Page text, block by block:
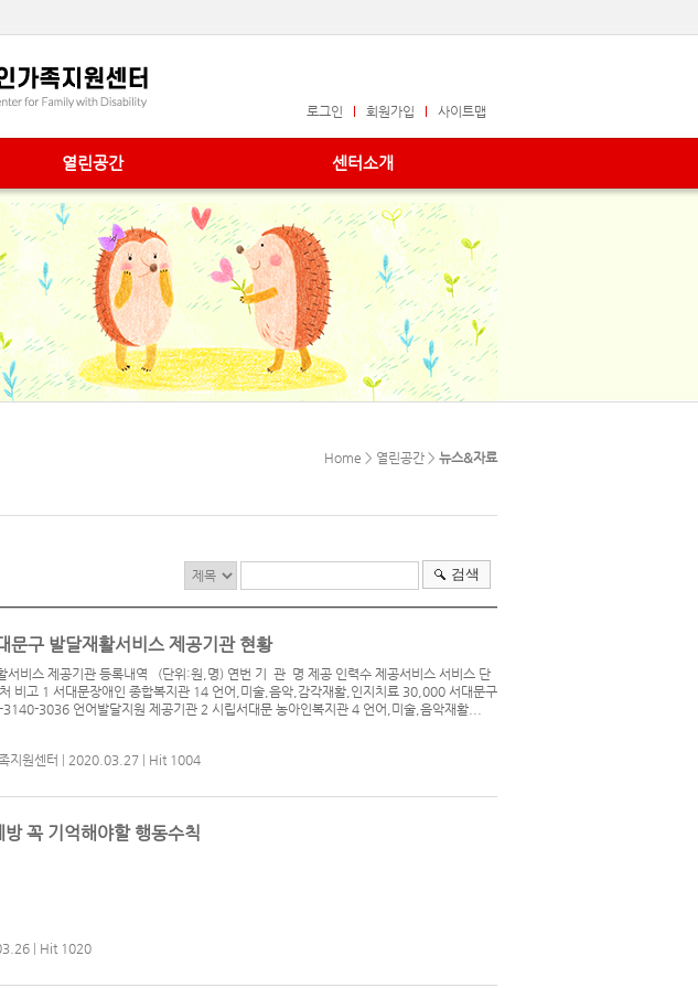
로그인 회원가입 사이트맵
열린공간 센터소개
Home > 열린공간 > 뉴스&자료
검색
문구 발달재활서비스 제공기관 현황
서비스 제공기관 등록내역 (단위:원,명) 연번 기 관 명 제공 인력수 제공서비스 서비스 단
비고 1 서대문장애인 종합복지관 14 언어,미술,음악,감각재활,인지치료 30,000 서대문구
3036 언어발달지원 제공기관 2 시립서대문 농아인복지관 4 언어,미술,음악재활...
지원센터 2020.03.27 Hit 1004
꼭 기억해야할 행동수칙
Hit 1020